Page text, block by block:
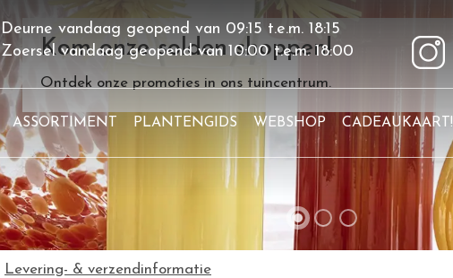
Kom onze solden shoppen!
Ontdek onze promoties in ons tuincentrum.
Levering- & verzendinformatie
Deurne vandaag geopend van 09:15 t.e.m. 18:15
Zoersel vandaag geopend van10:00t.e.m.18:00
ASSORTIMENT PLANTENGIDS WEBSHOP CADEAUKAART!